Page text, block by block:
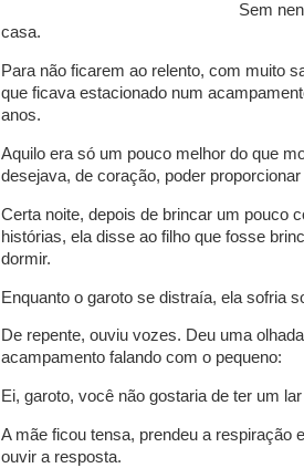
Sem
casa.
Para não ficarem ao relento, com muito
que ficava estacionado num
anos.
Aquilo era só um pouco melhor do que
desejava, de coração, poder
Certa noite, depois de brincar um pouco
histórias, ela disse ao filho que fosse
dormir.
Enquanto o garoto se distraía, ela sofria
De repente, ouviu vozes. Deu uma
acampamento falando com o pequeno:
Ei, garoto, você não gostaria de ter um
A mãe ficou tensa, prendeu a respiração
ouvir a resposta.